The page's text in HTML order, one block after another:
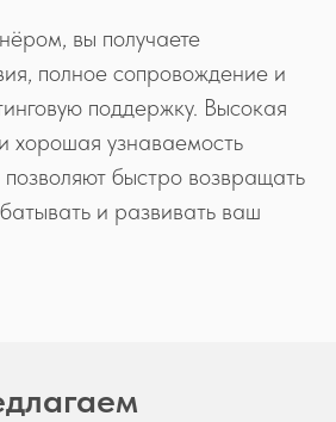
вы получаете
полное сопровождение и
поддержку. Высокая
хорошая узнаваемость
быстро возвращать
и развивать ваш